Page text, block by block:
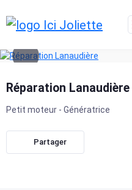
to
content
Réparation Lanaudière
Petit moteur - Génératrice
Partager